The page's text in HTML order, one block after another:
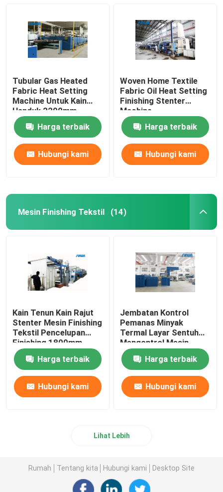
Tubular Gas Heated
Fabric Heat Setting
Machine Untuk Kain
Handuk 2200mm
Harga terbaik
Hubungi kami
Woven Home Textile
Fabric Oil Heat Setting
Finishing Stenter
Machine
Harga terbaik
Hubungi kami
Mesin Finishing Tekstil (14)
Kain Tenun Kain Rajut
Stenter Mesin Finishing
Tekstil Pencelupan
Finishing 1800mm
Harga terbaik
Hubungi kami
Jembatan Kontrol
Pemanas Minyak
Termal Layar Sentuh
Mengontrol Mesin
Finishing Stenter
Harga terbaik
Hubungi kami
Lihat Lebih
Rumah Tentang kita Hubungi kami Desktop Site